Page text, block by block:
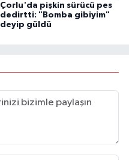
Çorlu'da pişkin sürücü pes
dedirtti: "Bomba gibiyim"
deyip güldü